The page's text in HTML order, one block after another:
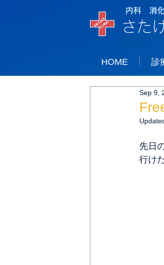
内科 消
さた
HOME 診
Sep 9,
先日
行け